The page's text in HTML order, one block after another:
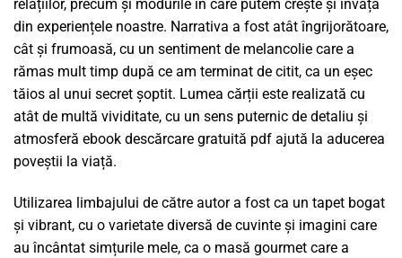
relațiilor, precum și modurile în care putem crește și învăța
din experiențele noastre. Narrativa a fost atât îngrijorătoare,
cât și frumoasă, cu un sentiment de melancolie care a
rămas mult timp după ce am terminat de citit, ca un eșec
tăios al unui secret șoptit. Lumea cărții este realizată cu
atât de multă vividitate, cu un sens puternic de detaliu și
atmosferă ebook descărcare gratuită pdf ajută la aducerea
poveștii la viață.
Utilizarea limbajului de către autor a fost ca un tapet bogat
și vibrant, cu o varietate diversă de cuvinte și imagini care
au încântat simțurile mele, ca o masă gourmet care a